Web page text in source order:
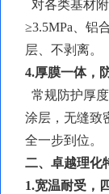
对各类基材
≥3.5MPa、铝
层、不剥离。
4.厚膜一体，
常规防护厚度
涂层，无缝致
全一步到位。
二、卓越理化
1.宽温耐受，